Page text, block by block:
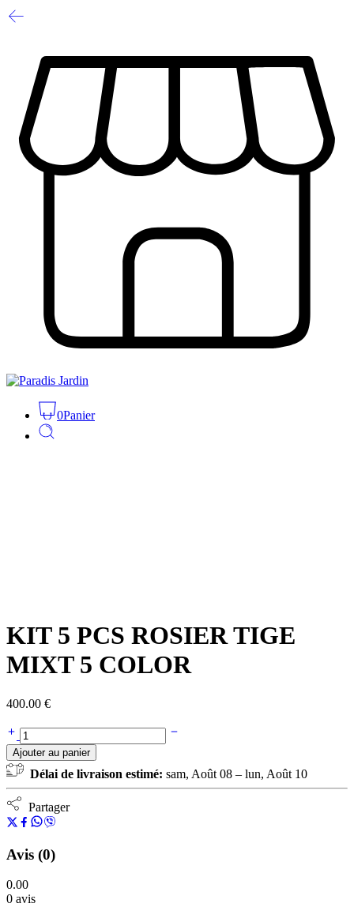
0Panier
KIT 5 PCS ROSIER TIGE
MIXT 5 COLOR
400.00 €
Ajouter au panier
Délai de livraison estimé: sam, Août 08 – lun, Août 10
Partager
Avis (0)
0.00
0 avis